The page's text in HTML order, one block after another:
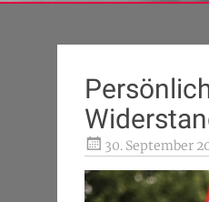
30. September